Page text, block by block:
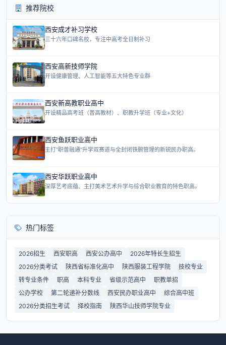
推荐院校
西安成才补习学校
三十六年口碑名校，专注中高考全日制补习
西安高新技师学院
开设健康管理、人工智能等五大特色专业群
西安新高教职业高中
开设精品高考班（普高教材）、职教升学班（专业+文化）
西安鱼跃职业高中
主打“职普融通”升学双赛道与全封闭铁腕管理的新锐民办职高。
西安华跃职业高中
深厚艺考底蕴、主打美术艺术升学与综合职业教育的特色职高。
热门标签
2026招生 西安职高 西安公办高中
2026年特长生招生
2026分类考试
陕西省标准化高中 陕西服装工程学院
技校专业
转专业条件
职高 本科专业 省级示范高中
职教单招
公办学校
第二轮递补分数线 西安民办职业高中
综合高中班
2026分类招生考试
择校指南 陕西华山技师学院专业